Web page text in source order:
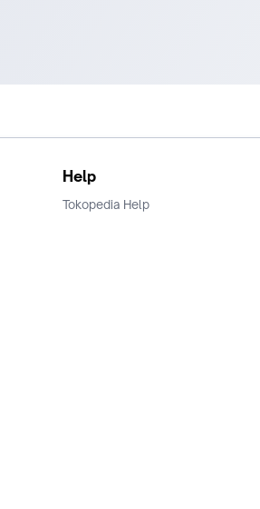
Help
Tokopedia Help